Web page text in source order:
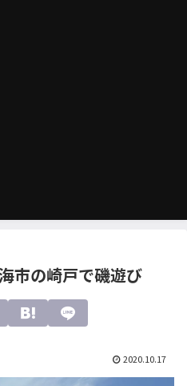
市の崎戸で磯遊び
2020.10.17